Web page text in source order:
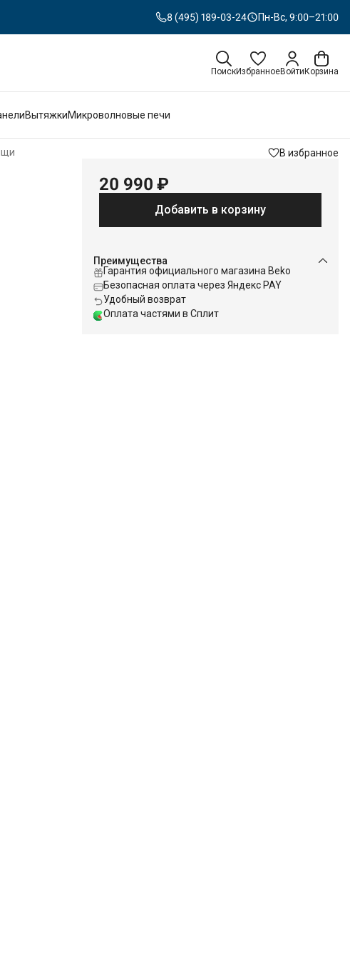
8 (495) 189-03-24 Пн-Вс, 9:00–21:00
ПоискИзбранноеВойти Корзина
ВытяжкиМикроволновые печи
В избранное
20 990 ₽
Добавить в корзину
Преимущества
Гарантия официального магазина Beko
Безопасная оплата через Яндекс PAY
Удобный возврат
Оплата частями в Сплит